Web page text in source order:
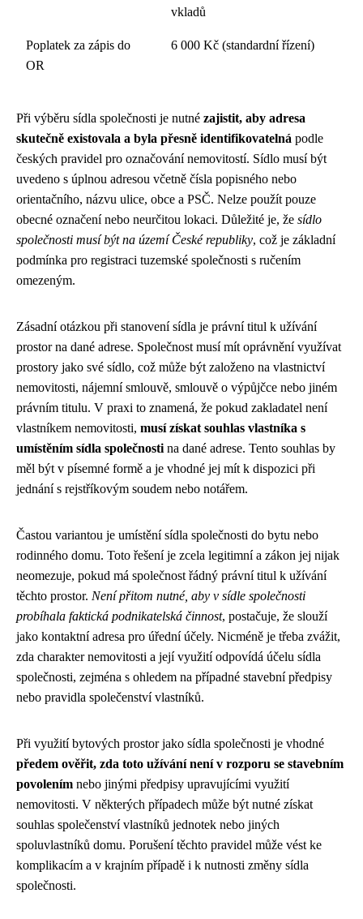
vkladů
Poplatek za zápis do
OR
6 000 Kč (standardní řízení)
Při výběru sídla společnosti je nutné zajistit, aby adresa
skutečně existovala a byla přesně identifikovatelná podle
českých pravidel pro označování nemovitostí. Sídlo musí být
uvedeno s úplnou adresou včetně čísla popisného nebo
orientačního, názvu ulice, obce a PSČ. Nelze použít pouze
obecné označení nebo neurčitou lokaci. Důležité je, že sídlo
společnosti musí být na území České republiky, což je základní
podmínka pro registraci tuzemské společnosti s ručením
omezeným.
Zásadní otázkou při stanovení sídla je právní titul k užívání
prostor na dané adrese. Společnost musí mít oprávnění využívat
prostory jako své sídlo, což může být založeno na vlastnictví
nemovitosti, nájemní smlouvě, smlouvě o výpůjčce nebo jiném
právním titulu. V praxi to znamená, že pokud zakladatel není
vlastníkem nemovitosti, musí získat souhlas vlastníka s
umístěním sídla společnosti na dané adrese. Tento souhlas by
měl být v písemné formě a je vhodné jej mít k dispozici při
jednání s rejstříkovým soudem nebo notářem.
Častou variantou je umístění sídla společnosti do bytu nebo
rodinného domu. Toto řešení je zcela legitimní a zákon jej nijak
neomezuje, pokud má společnost řádný právní titul k užívání
těchto prostor. Není přitom nutné, aby v sídle společnosti
probíhala faktická podnikatelská činnost, postačuje, že slouží
jako kontaktní adresa pro úřední účely. Nicméně je třeba zvážit,
zda charakter nemovitosti a její využití odpovídá účelu sídla
společnosti, zejména s ohledem na případné stavební předpisy
nebo pravidla společenství vlastníků.
Při využití bytových prostor jako sídla společnosti je vhodné
předem ověřit, zda toto užívání není v rozporu se stavebním
povolením nebo jinými předpisy upravujícími využití
nemovitosti. V některých případech může být nutné získat
souhlas společenství vlastníků jednotek nebo jiných
spoluvlastníků domu. Porušení těchto pravidel může vést ke
komplikacím a v krajním případě i k nutnosti změny sídla
společnosti.